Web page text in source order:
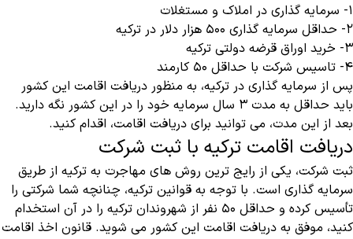
۱- سرمایه گذاری در املاک و مستغلات
۲- حداقل سرمایه گذاری ۵۰۰ هزار دلار در ترکیه
۳- خرید اوراق قرضه دولتی ترکیه
۴- تاسیس شرکت با حداقل ۵۰ کارمند
پس از سرمایه گذاری در ترکیه، به منظور دریافت اقامت این کشور
باید حداقل به مدت ۳ سال سرمایه خود را در این کشور نگه دارید.
بعد از این مدت، می توانید برای دریافت اقامت، اقدام کنید.
دریافت اقامت ترکیه با ثبت شرکت
ثبت شرکت، یکی از رایج ترین روش های مهاجرت به ترکیه از طریق
سرمایه گذاری است. با توجه به قوانین ترکیه، چنانچه شما شرکتی را
تأسیس کرده و حداقل ۵۰ نفر از شهروندان ترکیه را در آن استخدام
کنید، موفق به دریافت اقامت این کشور می شوید. قانون اخذ اقامت